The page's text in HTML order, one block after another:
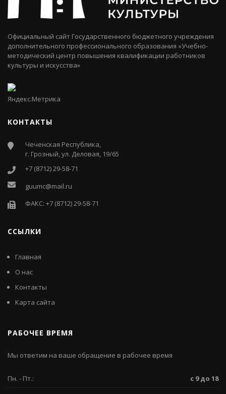
Официальный сайт Государственного бюджетного учреждения
дополнительного профессионального образования «Учебно-
методический центр повышения квалификации работников
культуры и искусства»
КОНТАКТЫ
Чеченская Республика,
г. Грозный, ул. Деловая, 19/65
+7 (8712) 29-58-71
guumc@mail.ru
ФАКС: +7 (8712) 29-58-71
ССЫЛКИ
Главная
О нас
Контакты
Карта сайта
РАБОЧЕЕ ВРЕМЯ
Мы ответим на ваше обращение в рабочее время
Пн. - Пт.:
с 9 до 18